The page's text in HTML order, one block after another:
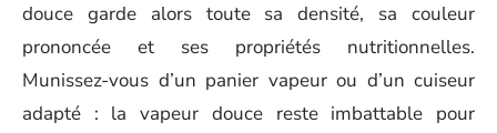
douce garde alors toute sa densité, sa couleur
prononcée et ses propriétés nutritionnelles.
Munissez-vous d’un panier vapeur ou d’un cuiseur
adapté : la vapeur douce reste imbattable pour